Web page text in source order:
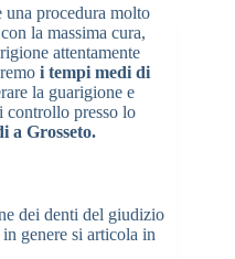
una procedura molto
la massima cura,
attentamente
i tempi medi di
la guarigione e
controllo presso lo
a Grosseto.
dei denti del giudizio
genere si articola in